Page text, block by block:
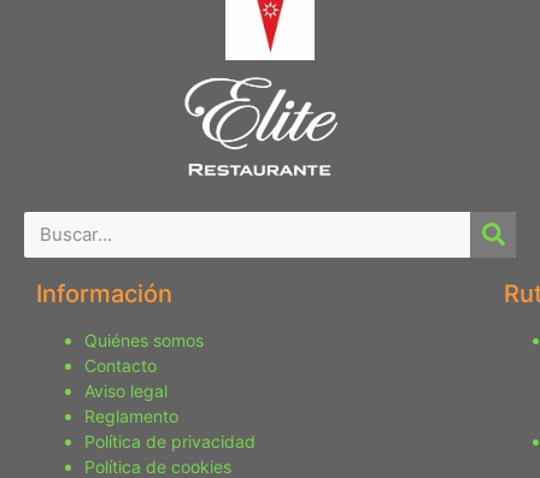
Información
Quiénes somos
Contacto
Aviso legal
Reglamento
Política de privacidad
Política de cookies